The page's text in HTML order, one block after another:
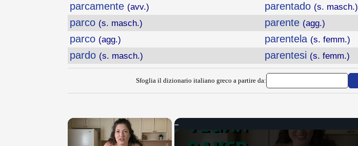
parcamente (avv.)
parco (s. masch.)
parco (agg.)
pardo (s. masch.)
parentado (s. masch.)
parente (agg.)
parentela (s. femm.)
parentesi (s. femm.)
Sfoglia il dizionario italiano greco a partire da:
×